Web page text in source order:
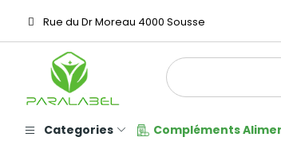
Rue du Dr Moreau 4000 Sousse
Categories Compléments